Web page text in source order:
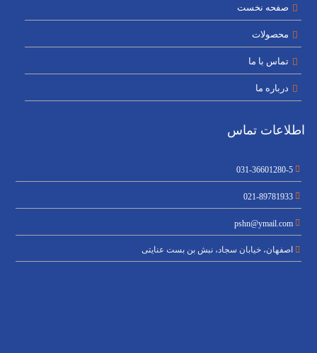
صفحه نخست
محصولات
تماس با ما
درباره ما
اطلاعات تماس
031-36601280-5
021-89781933
pshn@ymail.com
اصفهان، خیابان سجاد، نبش بن بست عنایتی